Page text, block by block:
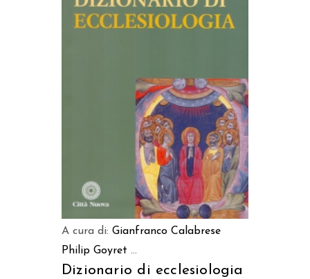
AGGIUNGI AL CARRELLO
A cura di: Gianfranco Calabrese
Philip Goyret ...
Dizionario di ecclesiologia